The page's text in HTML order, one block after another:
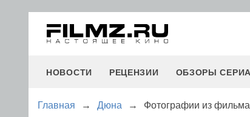
НОВОСТИ РЕЦЕНЗИИ ОБЗОРЫ
Главная → Дюна → Фотографии из